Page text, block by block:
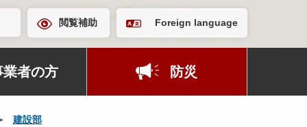
閲覧補助 Foreign language
業者の方 防災
建設部